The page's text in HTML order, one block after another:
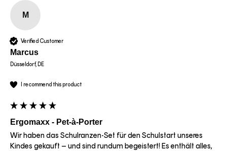
M
Verified Customer
Marcus
Düsseldorf, DE
I recommend this product
Ergomaxx - Pet-à-Porter
Wir haben das Schulranzen-Set für den Schulstart unseres
Kindes gekauft – und sind rundum begeistert! Es enthält alles,